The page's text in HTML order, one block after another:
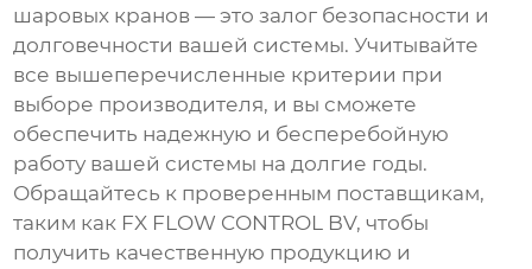
шаровых кранов — это залог безопасности и
долговечности вашей системы. Учитывайте
все вышеперечисленные критерии при
выборе производителя, и вы сможете
обеспечить надежную и бесперебойную
работу вашей системы на долгие годы.
Обращайтесь к проверенным поставщикам,
таким как FX FLOW CONTROL BV, чтобы
получить качественную продукцию и